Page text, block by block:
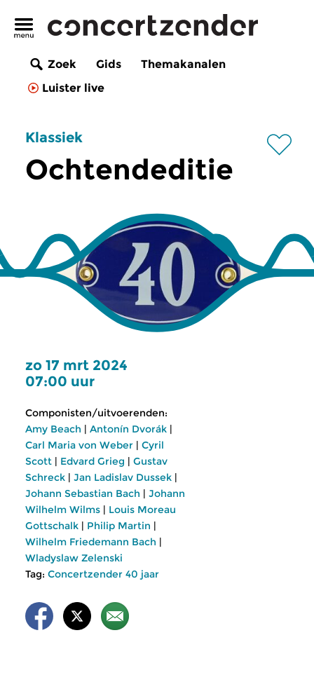
Zoek Gids
Themakanalen
Luister live
Klassiek
Ochtendeditie
zo 17 mrt 2024
07:00 uur
Componisten/uitvoerenden:
Amy Beach | Antonín Dvorák |
Carl Maria von Weber | Cyril
Scott | Edvard Grieg | Gustav
Schreck | Jan Ladislav Dussek |
Johann Sebastian Bach | Johann
Wilhelm Wilms | Louis Moreau
Gottschalk | Philip Martin |
Wilhelm Friedemann Bach |
Wladyslaw Zelenski
Tag: Concertzender 40 jaar